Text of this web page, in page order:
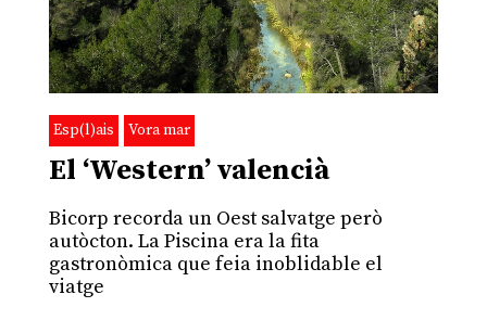
Esp(l)ais Vora mar
El ‘Western’ valencià
Bicorp recorda un Oest salvatge però
autòcton. La Piscina era la fita
gastronòmica que feia inoblidable el
viatge